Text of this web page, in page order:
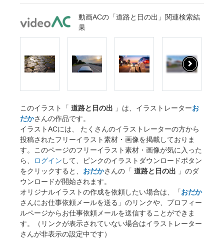
動画ACの「道路と日の出」関連検索結
果
このイラスト「 道路と日の出 」は、イラストレーターお
だかさんの作品です。
イラストACには、 たくさんのイラストレーターの方から
投稿されたフリーイラスト素材・画像を掲載しておりま
す。このページのフリーイラスト素材・画像が気に入った
ら、
ログイン して、ピンクのイラストダウンロードボタン
をクリックすると、 おだかさんの「 道路と日の出 」のダ
ウンロードが開始されます。
オリジナルイラストの作成を依頼したい場合は、「おだか
さんにお仕事依頼メールを送る」のリンクや、プロフィー
ルページからお仕事依頼メールを送信することができま
す。（リンクが表示されていない場合はイラストレーター
さんが非表示の設定中です）